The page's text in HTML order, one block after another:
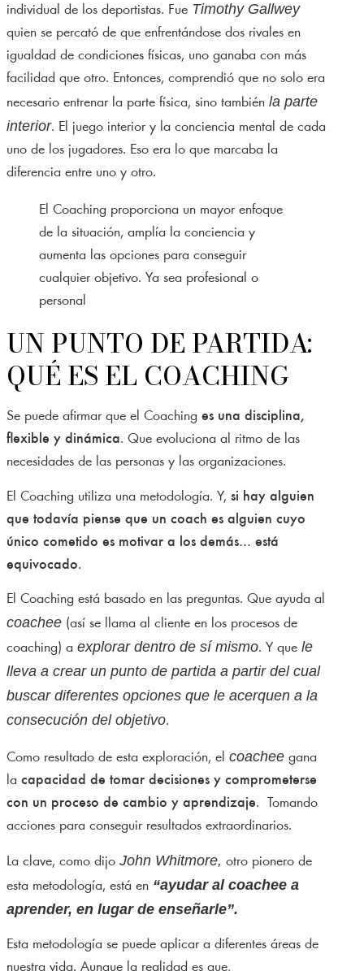
individual de los deportistas. Fue Timothy Gallwey
quien se percató de que enfrentándose dos rivales en
igualdad de condiciones físicas, uno ganaba con más
facilidad que otro. Entonces, comprendió que no solo era
necesario entrenar la parte física, sino también la parte
interior. El juego interior y la conciencia mental de cada
uno de los jugadores. Eso era lo que marcaba la
diferencia entre uno y otro.
El Coaching proporciona un mayor enfoque
de la situación, amplía la conciencia y
aumenta las opciones para conseguir
cualquier objetivo. Ya sea profesional o
personal
UN PUNTO DE PARTIDA:
QUÉ ES EL COACHING
Se puede afirmar que el Coaching es una disciplina,
flexible y dinámica. Que evoluciona al ritmo de las
necesidades de las personas y las organizaciones.
El Coaching utiliza una metodología. Y, si hay alguien
que todavía piense que un coach es alguien cuyo
único cometido es motivar a los demás… está
equivocado.
El Coaching está basado en las preguntas. Que ayuda al
coachee (así se llama al cliente en los procesos de
coaching) a explorar dentro de sí mismo. Y que le
lleva a crear un punto de partida a partir del cual
buscar diferentes opciones que le acerquen a la
consecución del objetivo.
Como resultado de esta exploración, el coachee gana
la capacidad de tomar decisiones y comprometerse
con un proceso de cambio y aprendizaje. Tomando
acciones para conseguir resultados extraordinarios.
La clave, como dijo John Whitmore, otro pionero de
esta metodología, está en “ayudar al coachee a
aprender, en lugar de enseñarle”.
Esta metodología se puede aplicar a diferentes áreas de
nuestra vida. Aunque la realidad es que,